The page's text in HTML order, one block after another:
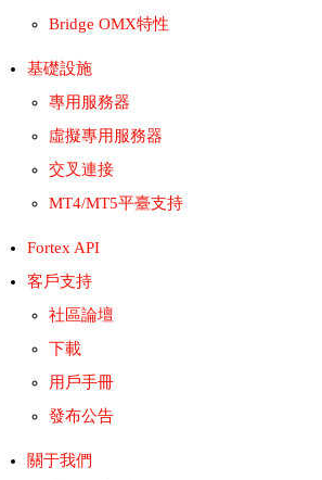
Bridge OMX特性
基礎設施
專用服務器
虛擬專用服務器
交叉連接
MT4/MT5平臺支持
Fortex API
客戶支持
社區論壇
下載
用戶手冊
發布公告
關于我們